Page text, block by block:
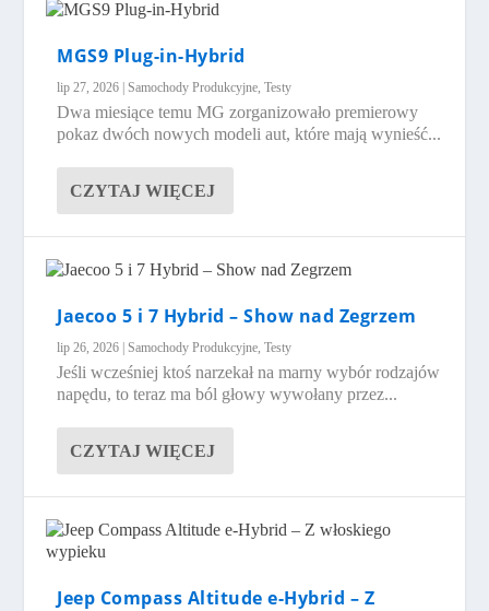
MGS9 Plug-in-Hybrid
lip 27, 2026 |Samochody Produkcyjne,Testy
Dwa miesiące temu MG zorganizowało premierowy
pokaz dwóch nowych modeli aut, które mają wynieść...
CZYTAJ WIĘCEJ
Jaecoo 5 i 7 Hybrid – Show nad Zegrzem
lip 26, 2026 |Samochody Produkcyjne,Testy
Jeśli wcześniej ktoś narzekał na marny wybór rodzajów
napędu, to teraz ma ból głowy wywołany przez...
CZYTAJ WIĘCEJ
Jeep Compass Altitude e-Hybrid – Z